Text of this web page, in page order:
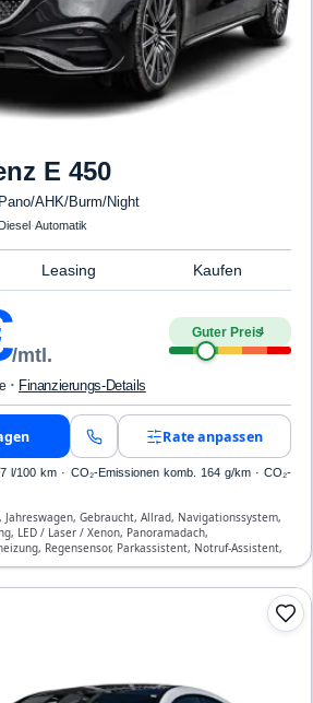
E 450
AHK/Burm/Night
Diesel·Automatik
Leasing Kaufen
/mtl.
Guter Preis4
· Finanzierungs-Details
Rate anpassen
l/100 km · CO₂-Emissionen komb. 164 g/km · CO₂-
Gebraucht, Allrad, Navigationssystem,
LED / Laser / Xenon, Panoramadach,
Regensensor, Parkassistent, Notruf-Assistent,
Bluetooth, Freisprecheinrichtung,